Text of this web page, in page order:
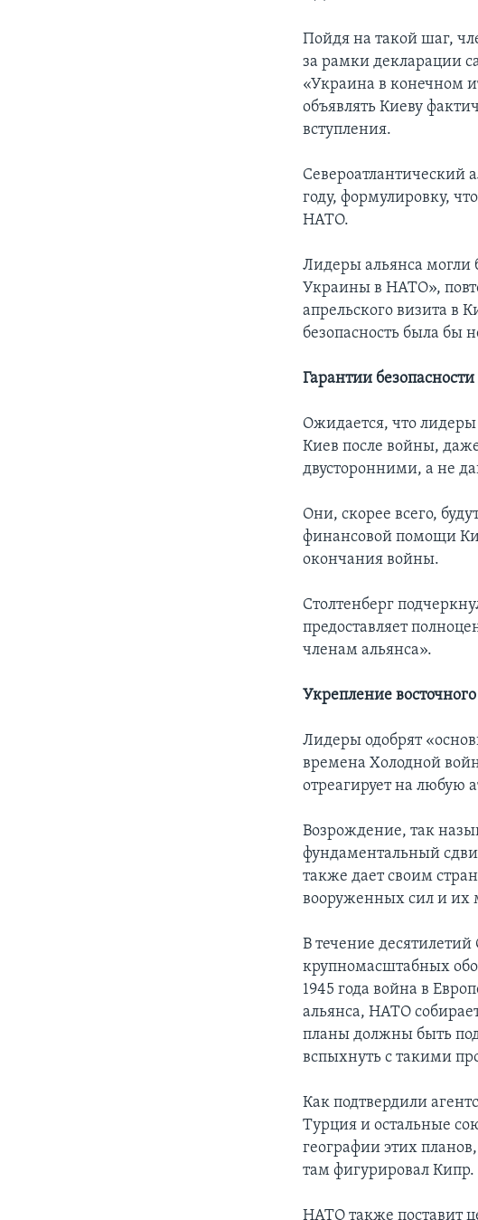
Пойдя на такой шаг,
за рамки декларации
«Украина в конечном
объявлять Киеву
вступления.
Североатлантический
году, формулировку,
НАТО.
Лидеры альянса могли
Украины в НАТО»,
апрельского визита в
безопасность была бы
Гарантии
Ожидается, что лидеры
Киев после войны, даже
двусторонними, а не
Они, скорее всего,
финансовой помощи
окончания войны.
Столтенберг
предоставляет
членам альянса».
Укрепление
Лидеры одобрят
времена Холодной
отреагирует на любую
Возрождение, так
фундаментальный
также дает своим
вооруженных сил и их
В течение
крупномасштабных
1945 года война в
альянса, НАТО
планы должны быть
вспыхнуть с такими
Как подтвердили
Турция и остальные
географии этих
там фигурировал Кипр.
НАТО также поставит